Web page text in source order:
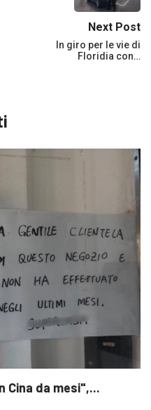
Next Post
In giro per le vie di
Floridia con…
da mesi",...